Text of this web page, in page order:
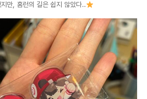
지만, 홈런의 길은 쉽지 않았다..